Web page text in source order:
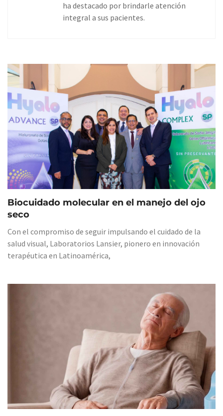
ha destacado por brindarle atención
integral a sus pacientes.
Biocuidado molecular en el manejo del ojo
seco
Con el compromiso de seguir impulsando el cuidado de la
salud visual, Laboratorios Lansier, pionero en innovación
terapéutica en Latinoamérica,
PagePagePage Page